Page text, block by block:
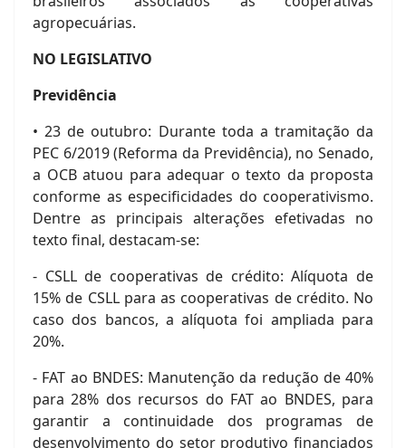
agropecuárias.
NO LEGISLATIVO
Previdência
• 23 de outubro: Durante toda a tramitação da
PEC 6/2019 (Reforma da Previdência), no Senado,
a OCB atuou para adequar o texto da proposta
conforme as especificidades do cooperativismo.
Dentre as principais alterações efetivadas no
texto final, destacam-se:
- CSLL de cooperativas de crédito: Alíquota de
15% de CSLL para as cooperativas de crédito. No
caso dos bancos, a alíquota foi ampliada para
20%.
- FAT ao BNDES: Manutenção da redução de 40%
para 28% dos recursos do FAT ao BNDES, para
garantir a continuidade dos programas de
desenvolvimento do setor produtivo financiados